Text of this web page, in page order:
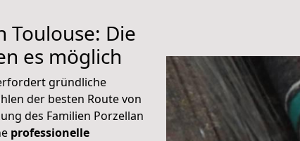
Toulouse: Die
es möglich
gründliche
der besten Route von
des Familien Porzellan
professionelle